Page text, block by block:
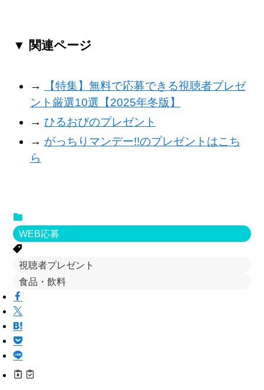
▼ 関連ページ
→
【特集】無料で応募できる視聴者プレゼ
ント厳選10選【2025年冬版】
→ ひるおびのプレゼント
→ がっちりマンデー!!のプレゼントはこち
ら
WEB応募
視聴者プレゼント
食品・飲料